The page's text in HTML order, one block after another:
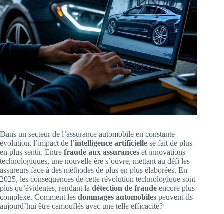
Dans un secteur de l’assurance automobile en constante
évolution, l’impact de l’intelligence artificielle se fait de plus
en plus sentir. Entre fraude aux assurances et innovations
technologiques, une nouvelle ère s’ouvre, mettant au défi les
assureurs face à des méthodes de plus en plus élaborées. En
2025, les conséquences de cette révolution technologique sont
plus qu’évidentes, rendant la détection de fraude encore plus
complexe. Comment les dommages automobiles peuvent-ils
aujourd’hui être camouflés avec une telle efficacité?